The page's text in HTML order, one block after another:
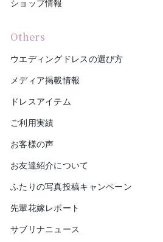
ショップ情報
Others
ウエディングドレスの選び方
メディア掲載情報
ドレスアイテム
ご利用実績
お客様の声
お友達紹介について
ふたりの写真投稿キャンペーン
先輩花嫁レポート
サブリナニュース